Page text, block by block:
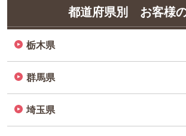
都道府県別 お客様
栃木県
群馬県
埼玉県